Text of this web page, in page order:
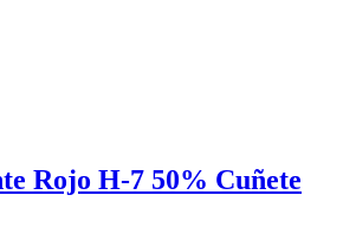
Rojo H-7 50% Cuñete